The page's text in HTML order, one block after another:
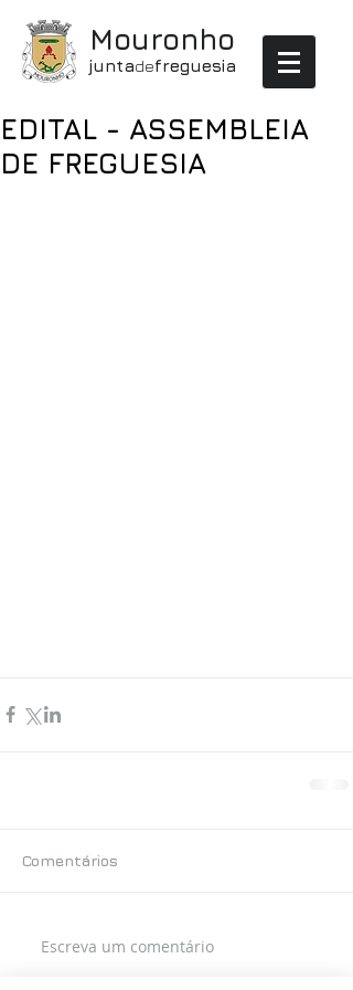
Mouronho
juntadefreguesia
EDITAL - ASSEMBLEIA
DE FREGUESIA
Comentários
Escreva um comentário